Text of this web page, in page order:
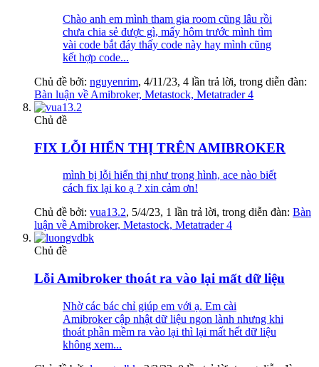
Chào anh em mình tham gia room cũng lâu rồi
chưa chia sẻ được gì, mấy hôm trước mình tìm
vài code bắt đáy thấy code này hay mình cũng
kết hợp code...
Chủ đề bởi: nguyenrim, 4/11/23, 4 lần trả lời, trong diễn đàn:
Bàn luận về Amibroker, Metastock, Metatrader 4
Chủ đề
FIX LỖI HIỂN THỊ TRÊN AMIBROKER
mình bị lỗi hiển thị như trong hình, ace nào biết
cách fix lại ko ạ ? xin cảm ơn!
Chủ đề bởi: vua13.2, 5/4/23, 1 lần trả lời, trong diễn đàn: Bàn
luận về Amibroker, Metastock, Metatrader 4
Chủ đề
Lỗi Amibroker thoát ra vào lại mất dữ liệu
Nhờ các bác chỉ giúp em với ạ. Em cài
Amibroker cập nhật dữ liệu ngon lành nhưng khi
thoát phần mềm ra vào lại thì lại mất hết dữ liệu
không xem...